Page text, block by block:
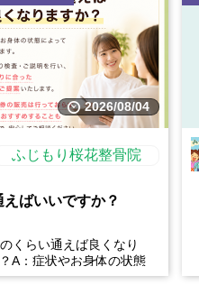
2026/08/04
ふじもり桜花整骨院
えばいいですか？
くらい通えば良くなり
A：症状やお身体の状態
異なります。初回にしっ